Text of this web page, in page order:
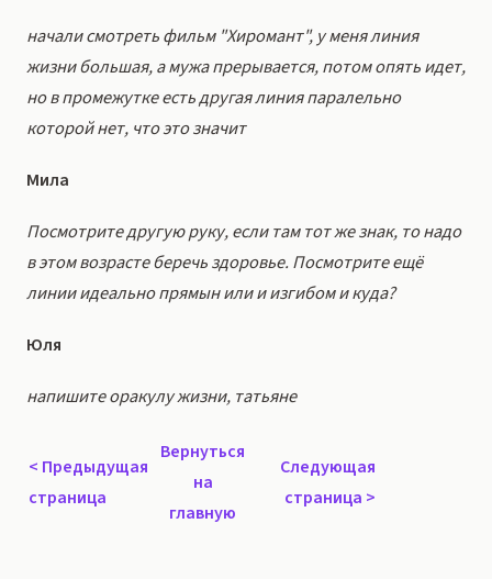
начали смотреть фильм "Хиромант", у меня линия
жизни большая, а мужа прерывается, потом опять идет,
но в промежутке есть другая линия паралельно
которой нет, что это значит
Мила
Посмотрите другую руку, если там тот же знак, то надо
в этом возрасте беречь здоровье. Посмотрите ещё
линии идеально прямын или и изгибом и куда?
Юля
напишите оракулу жизни, татьяне
< Предыдущая
страница
Вернуться
на
главную
Следующая
страница >